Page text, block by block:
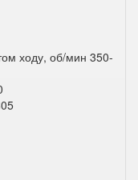
ходу, об/мин 350-